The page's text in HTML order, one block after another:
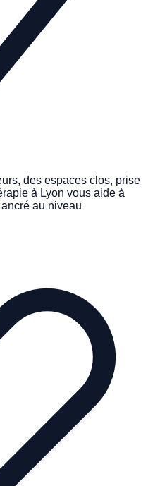
des espaces clos, prise
à Lyon vous aide à
au niveau